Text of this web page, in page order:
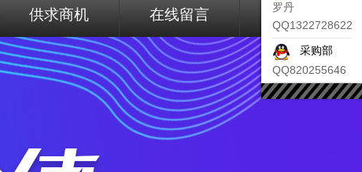
供求商机 在线留言 联系我们
罗丹
QQ1322728622
采购部
QQ820255646